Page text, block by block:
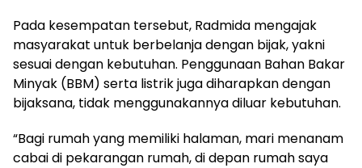
Pada kesempatan tersebut, Radmida mengajak
masyarakat untuk berbelanja dengan bijak, yakni
sesuai dengan kebutuhan. Penggunaan Bahan Bakar
Minyak (BBM) serta listrik juga diharapkan dengan
bijaksana, tidak menggunakannya diluar kebutuhan.
“Bagi rumah yang memiliki halaman, mari menanam
cabai di pekarangan rumah, di depan rumah saya